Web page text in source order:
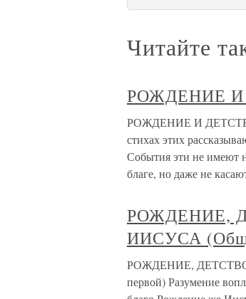
Читайте
РОЖДЕНИЕ
РОЖДЕНИЕ И ДЕТСТВО
стихах этих
События эти не имеют
благе, но даже не
РОЖДЕНИЕ,
ИИСУСА
РОЖДЕНИЕ,
первой) Разумение